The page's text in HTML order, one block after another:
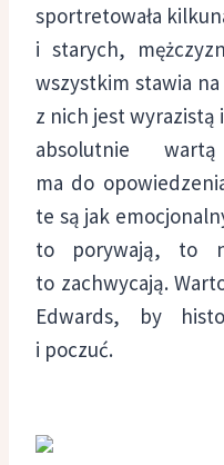
sportretowała
i starych,
wszystkim stawia
z nich jest
absolutnie
ma do
te są jak
to porywają, to
to zachwycają.
Edwards, by
i poczuć.